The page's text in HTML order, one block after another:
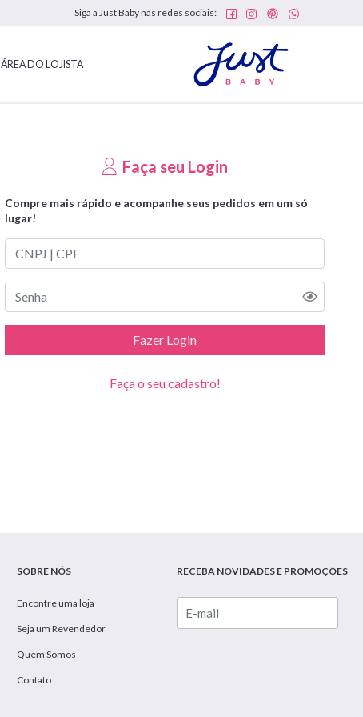
Siga a Just Baby nas redes sociais:
ÁREA DO LOJISTA
Faça seu Login
Compre mais rápido e acompanhe seus pedidos em um só
lugar!
Fazer Login
Faça o seu cadastro!
SOBRE NÓS
Encontre uma loja
Seja um Revendedor
Quem Somos
Contato
RECEBA NOVIDADES E PROMOÇÕES